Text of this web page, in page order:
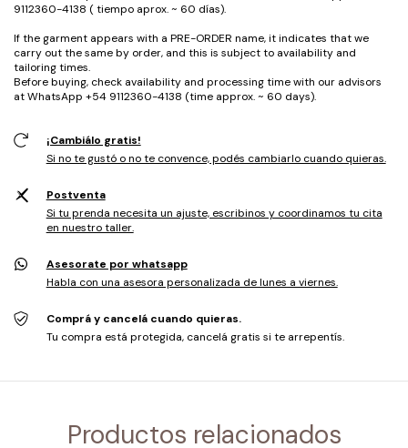
9112360-4138 ( tiempo aprox. ~ 60 días).
If the garment appears with a PRE-ORDER name, it indicates that we
carry out the same by order, and this is subject to availability and
tailoring times.
Before buying, check availability and processing time with our advisors
at WhatsApp +54 9112360-4138 (time approx. ~ 60 days).
¡Cambiálo gratis!
Si no te gustó o no te convence, podés cambiarlo cuando quieras.
Postventa
Si tu prenda necesita un ajuste, escribinos y coordinamos tu cita
en nuestro taller.
Asesorate por whatsapp
Habla con una asesora personalizada de lunes a viernes.
Comprá y cancelá cuando quieras.
Tu compra está protegida, cancelá gratis si te arrepentís.
Productos relacionados